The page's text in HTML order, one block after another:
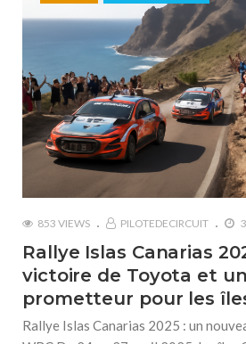
853 VIEWS PILOTEDECIRCUIT
Rallye Islas Canarias
victoire de Toyota et
prometteur pour les
Rallye Islas Canarias 2025 : un